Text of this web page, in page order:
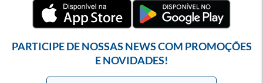
PARTICIPE DE NOSSAS NEWS COM PROMOÇÕES
E NOVIDADES!